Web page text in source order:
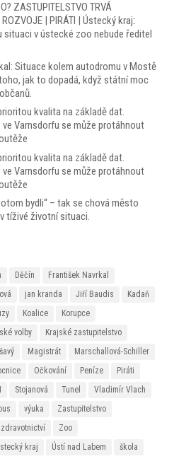
ZASTUPITELSTVO TRVÁ
ROZVOJE | PIRÁTI | Ústecký kraj:
situaci v ústecké zoo nebude ředitel
Situace kolem autodromu v Mostě
jak to dopadá, když státní moc
kvalita na základě dat.
Varnsdorfu se může protáhnout
kvalita na základě dat.
Varnsdorfu se může protáhnout
bydli“ – tak se chová město
tíživé životní situaci.
Děčín
František Navrkal
jan kranda Jiří Baudis
Kadaň
Koalice
Korupce
volby
Krajské zastupitelstvo
Magistrát
Marschallová-Schiller
Očkování Peníze
Piráti
Stojanová Tunel
Vladimír Vlach
výuka
Zastupitelstvo
zdravotnictví
Zoo
kraj Ústí nad Labem škola